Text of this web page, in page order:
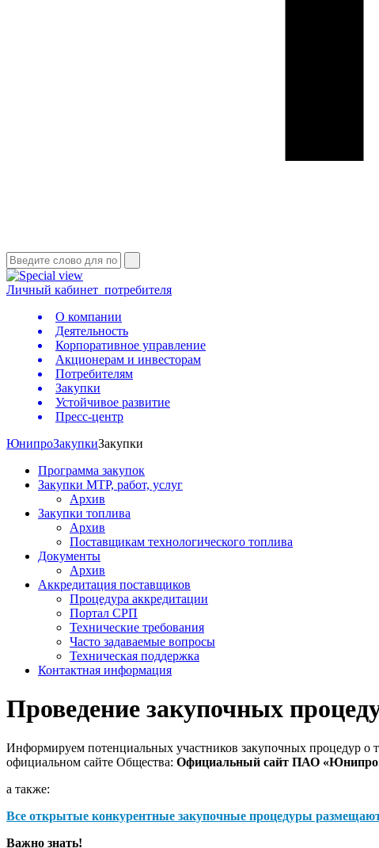
Личный кабинет потребителя
О компании
Деятельность
Корпоративное управление
Акционерам и инвесторам
Потребителям
Закупки
Устойчивое развитие
Пресс-центр
ЮнипроЗакупкиЗакупки
Программа закупок
Закупки МТР, работ, услуг
Архив
Закупки топлива
Архив
Поставщикам технологического топлива
Документы
Архив
Аккредитация поставщиков
Процедура аккредитации
Портал СРП
Технические требования
Часто задаваемые вопросы
Техническая поддержка
Контактная информация
Проведение закупочных
Информируем потенциальных участников закупочных процедур
официальном сайте Общества: Официальный сайт ПАО
а также:
Все открытые конкурентные закупочные процедуры
Важно знать!